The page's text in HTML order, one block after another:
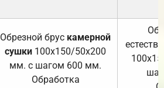
Обрезной брус камерной
сушки 100х150/50х200
мм. с шагом 600 мм.
Обработка